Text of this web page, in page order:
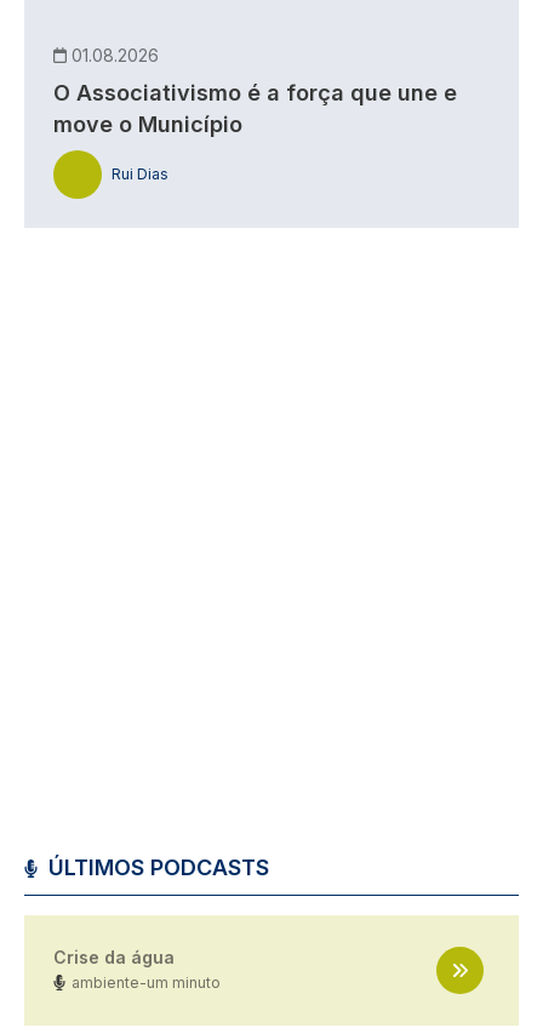
01.08.2026
O Associativismo é a força que une e
move o Município
Rui Dias
ÚLTIMOS PODCASTS
Crise da água
ambiente-um minuto